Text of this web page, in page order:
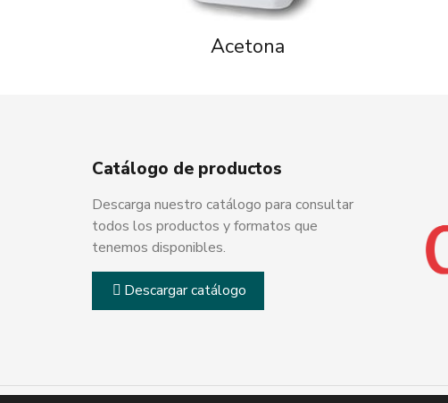
Acetona
Catálogo de productos
Descarga nuestro catálogo para consultar
todos los productos y formatos que
tenemos disponibles.
Descargar catálogo